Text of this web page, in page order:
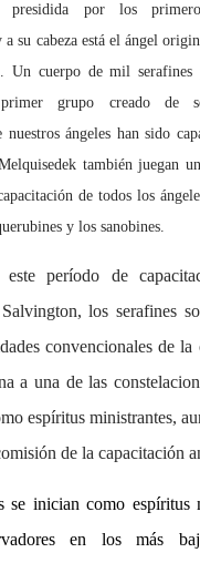
presidida por los
a su cabeza está el ángel
Un cuerpo de mil serafines
grupo creado de
nuestros ángeles han sido
también juegan
de todos los
y los sanobines.
período de
los serafines
convencionales de la
a una de las
espíritus ministrantes,
de la capacitación
se inician como espíritus
en los más